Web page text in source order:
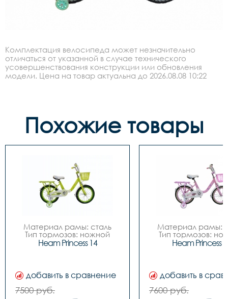
Комплектация велосипеда может незначительно
отличаться от указанной в случае технического
усовершенствования конструкции или обновления
модели. Цена на товар актуальна до 2026.08.08 10:22
Похожие товары
Материал рамы: сталь
Тип тормозов: ножной
Диаметр колес: 14
Задний переключатель
-
Передний переключатель
Heam Princess 14
добавить в сравнение
7500 руб.
Материал рамы:
Тип тормозов:
Диаметр
Задний
-
Передний
Heam Princess
добавить в
7600 руб.